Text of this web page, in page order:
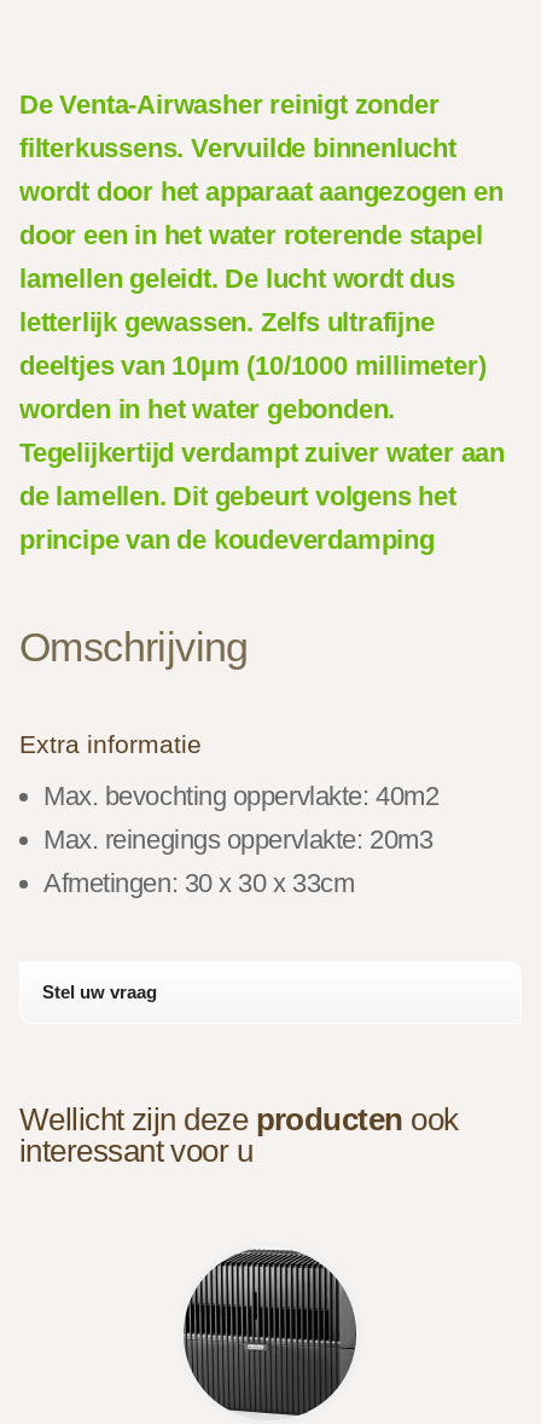
De Venta-Airwasher reinigt zonder
filterkussens. Vervuilde binnenlucht
wordt door het apparaat aangezogen en
door een in het water roterende stapel
lamellen geleidt. De lucht wordt dus
letterlijk gewassen. Zelfs ultrafijne
deeltjes van 10µm (10/1000 millimeter)
worden in het water gebonden.
Tegelijkertijd verdampt zuiver water aan
de lamellen. Dit gebeurt volgens het
principe van de koudeverdamping
Omschrijving
Extra informatie
Max. bevochting oppervlakte: 40m2
Max. reinegings oppervlakte: 20m3
Afmetingen: 30 x 30 x 33cm
Stel uw vraag
Wellicht zijn deze producten ook
interessant voor u